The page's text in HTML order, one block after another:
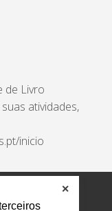
✕
de Livro
atividades,
inicio
de Dados